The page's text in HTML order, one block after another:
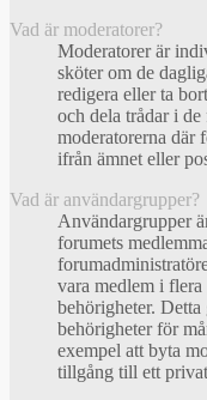
Vad är moderatorer?
Moderatorer är
sköter om de
redigera eller ta
och dela trådar i
moderatorerna där
ifrån ämnet eller
Vad är användargrupper?
Användargrupper
forumets
vara medlem i
behörigheter.
behörigheter för
exempel att byta
tillgång till ett